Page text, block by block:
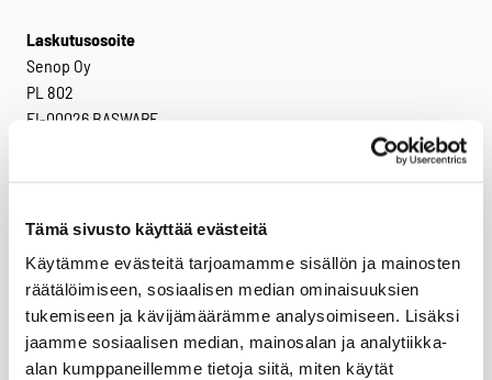
Tämä sivusto käyttää evästeitä
Käytämme evästeitä tarjoamamme sisällön ja mainosten
räätälöimiseen, sosiaalisen median ominaisuuksien
tukemiseen ja kävijämäärämme analysoimiseen. Lisäksi
jaamme sosiaalisen median, mainosalan ja analytiikka-
alan kumppaneillemme tietoja siitä, miten käytät
Laskutusosoite
Senop Oy
PL 802
FI-00026 BASWARE
Verkkolaskuosoite:
003717959269
Välittäjä: Basware
Välittäjätunnus: BAWCFI22